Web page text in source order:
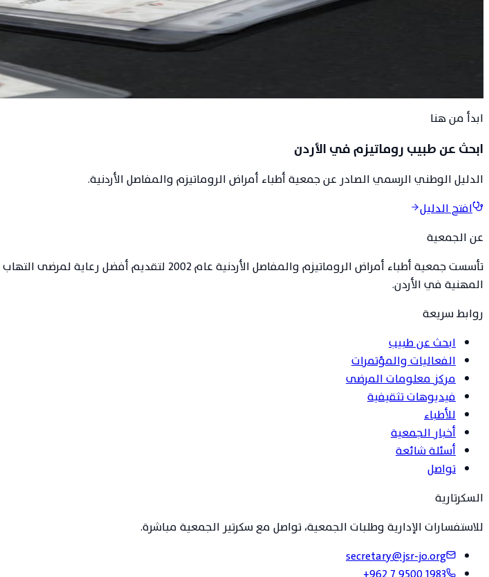
ابدأ من هنا
ابحث عن طبيب روماتيزم في الأردن
الدليل الوطني الرسمي الصادر عن جمعية أطباء أمراض الروماتيزم والمفاصل الأردنية.
افتح الدليل
عن الجمعية
تأسست جمعية أطباء أمراض الروماتيزم والمفاصل
المهنية في الأردن.
روابط سريعة
ابحث عن طبيب
الفعاليات والمؤتمرات
مركز معلومات المرضى
فيديوهات تثقيفية
للأطباء
أخبار الجمعية
أسئلة شائعة
تواصل
السكرتارية
للاستفسارات الإدارية وطلبات الجمعية، تواصل مع سكرتير الجمعية مباشرة.
secretary@jsr-jo.org